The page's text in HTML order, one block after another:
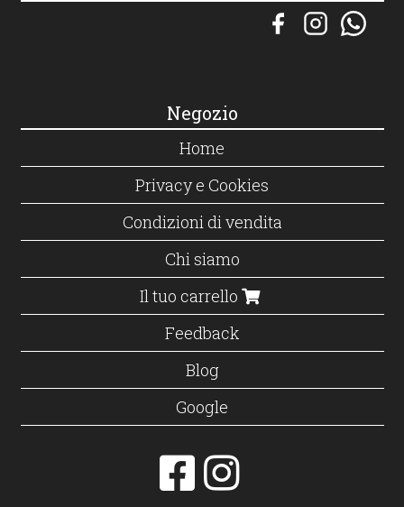
Negozio
Home
Privacy e Cookies
Condizioni di vendita
Chi siamo
Il tuo carrello
Feedback
Blog
Google